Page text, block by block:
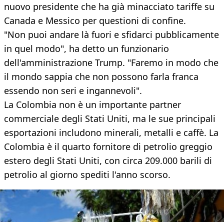
nuovo presidente che ha già minacciato tariffe su
Canada e Messico per questioni di confine.
"Non puoi andare là fuori e sfidarci pubblicamente
in quel modo", ha detto un funzionario
dell'amministrazione Trump. "Faremo in modo che
il mondo sappia che non possono farla franca
essendo non seri e ingannevoli".
La Colombia non è un importante partner
commerciale degli Stati Uniti, ma le sue principali
esportazioni includono minerali, metalli e caffè. La
Colombia è il quarto fornitore di petrolio greggio
estero degli Stati Uniti, con circa 209.000 barili di
petrolio al giorno spediti l'anno scorso.